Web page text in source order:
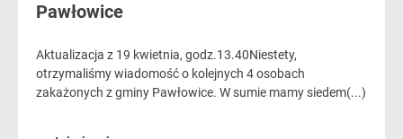
Pawłowice
Aktualizacja z 19 kwietnia, godz.13.40Niestety,
otrzymaliśmy wiadomość o kolejnych 4 osobach
zakażonych z gminy Pawłowice. W sumie mamy siedem(...)